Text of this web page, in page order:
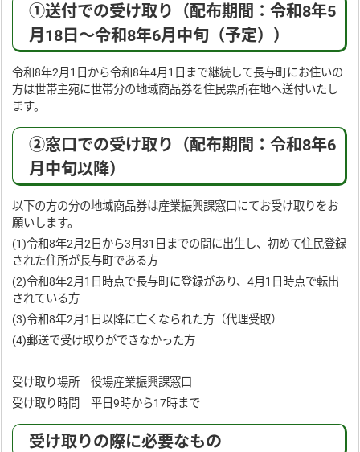
①送付での受け取り（配布期間：令和8年5
月18日～令和8年6月中旬（予定））
令和8年2月1日から令和8年4月1日まで継続して長与町にお住いの
方は世帯主宛に世帯分の地域商品券を住民票所在地へ送付いたし
ます。
②窓口での受け取り（配布期間：令和8年6
月中旬以降）
以下の方の分の地域商品券は産業振興課窓口にてお受け取りをお
願いします。
(1)令和8年2月2日から3月31日までの間に出生し、初めて住民登録
された住所が長与町である方
(2)令和8年2月1日時点で長与町に登録があり、4月1日時点で転出
されている方
(3)令和8年2月1日以降に亡くなられた方（代理受取）
(4)郵送で受け取りができなかった方
受け取り場所 役場産業振興課窓口
受け取り時間 平日9時から17時まで
受け取りの際に必要なもの